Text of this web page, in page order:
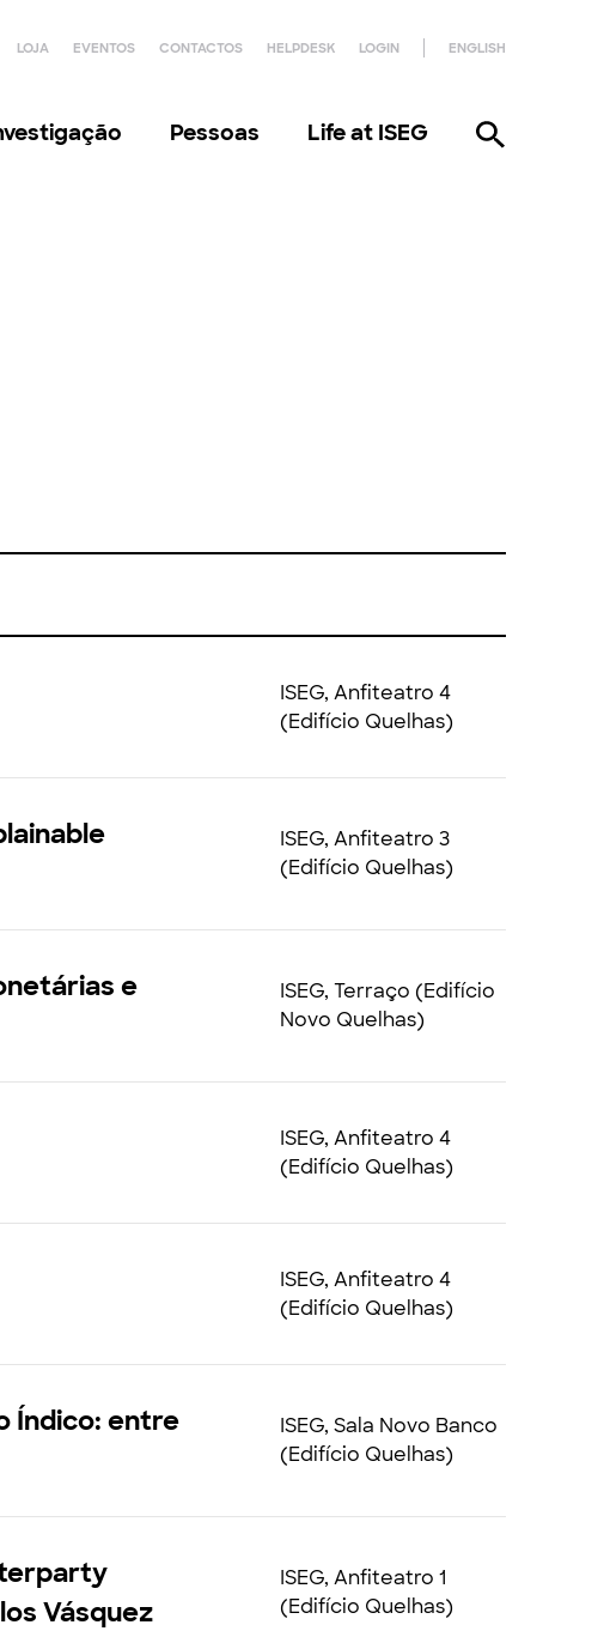
LOJA EVENTOS CONTACTOS HELPDESK LOGIN ENGLISH
Pessoas Life at ISEG
ISEG, Anfiteatro 4
(Edifício Quelhas)
ISEG, Anfiteatro 3
(Edifício Quelhas)
e
ISEG, Terraço (Edifício
Novo Quelhas)
ISEG, Anfiteatro 4
(Edifício Quelhas)
ISEG, Anfiteatro 4
(Edifício Quelhas)
Índico: entre
ISEG, Sala Novo Banco
(Edifício Quelhas)
Vásquez
ISEG, Anfiteatro 1
(Edifício Quelhas)